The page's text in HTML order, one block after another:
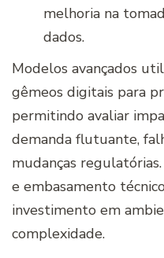
melhoria na
dados.
Modelos avançados
gêmeos digitais para
permitindo avaliar
demanda flutuante,
mudanças
e embasamento
investimento em
complexidade.